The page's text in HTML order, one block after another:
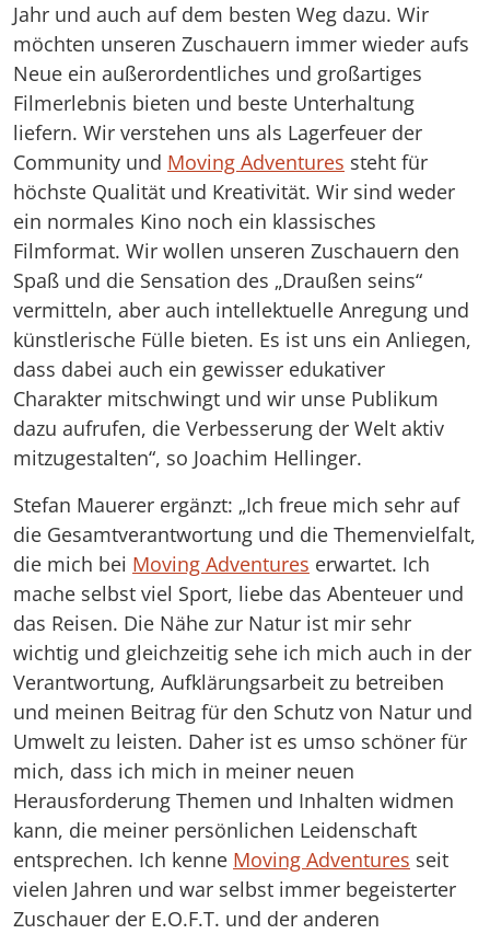
Jahr und auch auf dem besten Weg dazu. Wir
möchten unseren Zuschauern immer wieder aufs
Neue ein außerordentliches und großartiges
Filmerlebnis bieten und beste Unterhaltung
liefern. Wir verstehen uns als Lagerfeuer der
Community und Moving Adventures steht für
höchste Qualität und Kreativität. Wir sind weder
ein normales Kino noch ein klassisches
Filmformat. Wir wollen unseren Zuschauern den
Spaß und die Sensation des „Draußen seins“
vermitteln, aber auch intellektuelle Anregung und
künstlerische Fülle bieten. Es ist uns ein Anliegen,
dass dabei auch ein gewisser edukativer
Charakter mitschwingt und wir unse Publikum
dazu aufrufen, die Verbesserung der Welt aktiv
mitzugestalten“, so Joachim Hellinger.
Stefan Mauerer ergänzt: „Ich freue mich sehr auf
die Gesamtverantwortung und die Themenvielfalt,
die mich bei Moving Adventures erwartet. Ich
mache selbst viel Sport, liebe das Abenteuer und
das Reisen. Die Nähe zur Natur ist mir sehr
wichtig und gleichzeitig sehe ich mich auch in der
Verantwortung, Aufklärungsarbeit zu betreiben
und meinen Beitrag für den Schutz von Natur und
Umwelt zu leisten. Daher ist es umso schöner für
mich, dass ich mich in meiner neuen
Herausforderung Themen und Inhalten widmen
kann, die meiner persönlichen Leidenschaft
entsprechen. Ich kenne Moving Adventures seit
vielen Jahren und war selbst immer begeisterter
Zuschauer der E.O.F.T. und der anderen